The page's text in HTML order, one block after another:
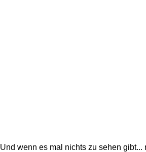
Und wenn es mal nichts zu sehen